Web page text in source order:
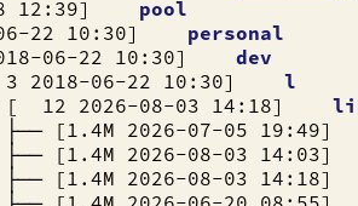
12:39] pool
22 10:30] personal
22 10:30] dev
06-22 10:30] l
08-03 14:18]
2026-07-05
2026-08-03
2026-08-03